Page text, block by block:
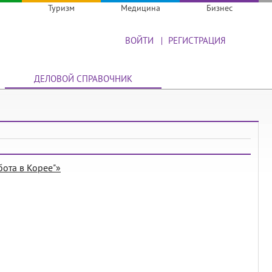
Туризм Медицина Бизнес
ВОЙТИ РЕГИСТРАЦИЯ
ДЕЛОВОЙ СПРАВОЧНИК
в Корее"»